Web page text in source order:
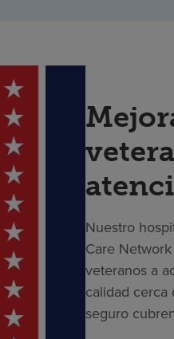
Nuestro
Care
veteranos a
calidad cerca
seguro